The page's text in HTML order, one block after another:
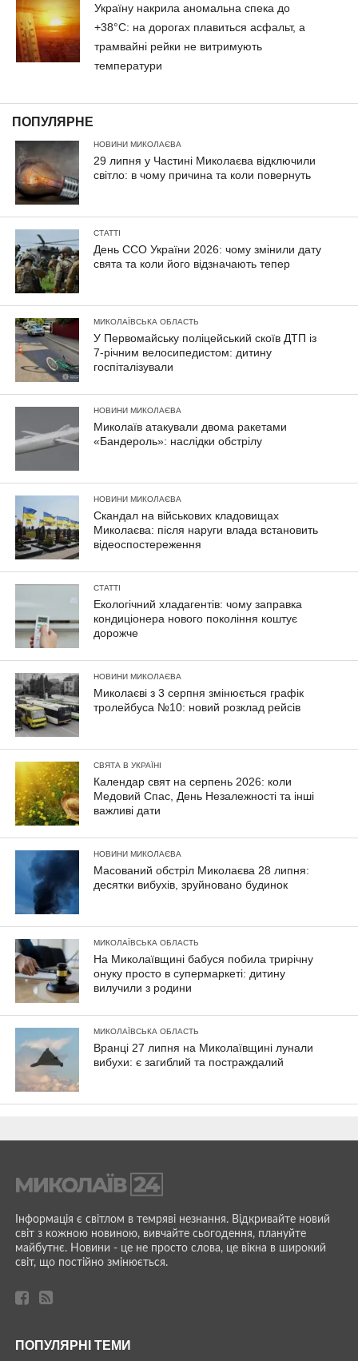
Україну накрила аномальна спека до
+38°C: на дорогах плавиться асфальт, а
трамвайні рейки не витримують
температури
ПОПУЛЯРНЕ
НОВИНИ МИКОЛАЄВА
29 липня у Частині Миколаєва відключили
світло: в чому причина та коли повернуть
СТАТТІ
День ССО України 2026: чому змінили дату
свята та коли його відзначають тепер
МИКОЛАЇВСЬКА ОБЛАСТЬ
У Первомайську поліцейський скоїв ДТП із
7-річним велосипедистом: дитину
госпіталізували
НОВИНИ МИКОЛАЄВА
Миколаїв атакували двома ракетами
«Бандероль»: наслідки обстрілу
НОВИНИ МИКОЛАЄВА
Скандал на військових кладовищах
Миколаєва: після наруги влада встановить
відеоспостереження
СТАТТІ
Екологічний хладагентів: чому заправка
кондиціонера нового покоління коштує
дорожче
НОВИНИ МИКОЛАЄВА
Миколаєві з 3 серпня змінюється графік
тролейбуса №10: новий розклад рейсів
СВЯТА В УКРАЇНІ
Календар свят на серпень 2026: коли
Медовий Спас, День Незалежності та інші
важливі дати
НОВИНИ МИКОЛАЄВА
Масований обстріл Миколаєва 28 липня:
десятки вибухів, зруйновано будинок
МИКОЛАЇВСЬКА ОБЛАСТЬ
На Миколаївщині бабуся побила трирічну
онуку просто в супермаркеті: дитину
вилучили з родини
МИКОЛАЇВСЬКА ОБЛАСТЬ
Вранці 27 липня на Миколаївщині лунали
вибухи: є загиблий та постраждалий
Інформація є світлом в темряві незнання. Відкривайте новий
світ з кожною новиною, вивчайте сьогодення, плануйте
майбутнє. Новини - це не просто слова, це вікна в широкий
світ, що постійно змінюється.
ПОПУЛЯРНІ ТЕМИ